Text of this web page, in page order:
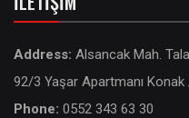
Address: Alsancak Mah.
92/3 Yaşar Apartmanı
Phone: 0552 343 63 30